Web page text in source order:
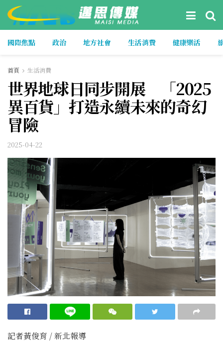
國際焦點 政治 地方社會 生活消費 健康樂活
首頁 生活消費
世界地球日同步開展 「2025
異百貨」打造永續未來的奇幻
冒險
2025-04-22
記者黃俊育 / 新北報導